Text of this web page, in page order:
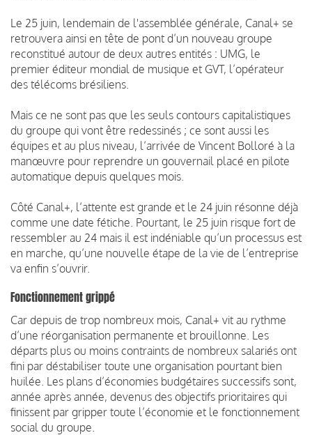
Le 25 juin, lendemain de l'assemblée générale, Canal+ se
retrouvera ainsi en tête de pont d’un nouveau groupe
reconstitué autour de deux autres entités : UMG, le
premier éditeur mondial de musique et GVT, l’opérateur
des télécoms brésiliens.
Mais ce ne sont pas que les seuls contours capitalistiques
du groupe qui vont être redessinés ; ce sont aussi les
équipes et au plus niveau, l’arrivée de Vincent Bolloré à la
manœuvre pour reprendre un gouvernail placé en pilote
automatique depuis quelques mois.
Côté Canal+, l’attente est grande et le 24 juin résonne déjà
comme une date fétiche. Pourtant, le 25 juin risque fort de
ressembler au 24 mais il est indéniable qu’un processus est
en marche, qu’une nouvelle étape de la vie de l’entreprise
va enfin s’ouvrir.
Fonctionnement grippé
Car depuis de trop nombreux mois, Canal+ vit au rythme
d’une réorganisation permanente et brouillonne. Les
départs plus ou moins contraints de nombreux salariés ont
fini par déstabiliser toute une organisation pourtant bien
huilée. Les plans d’économies budgétaires successifs sont,
année après année, devenus des objectifs prioritaires qui
finissent par gripper toute l’économie et le fonctionnement
social du groupe.